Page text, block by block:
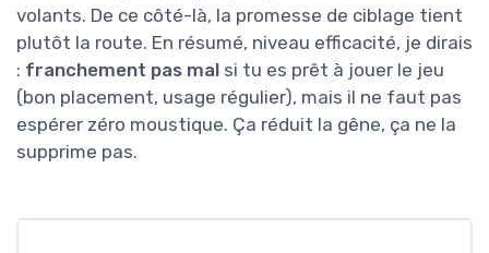
volants. De ce côté-là, la promesse de ciblage tient
plutôt la route. En résumé, niveau efficacité, je dirais
: franchement pas mal si tu es prêt à jouer le jeu
(bon placement, usage régulier), mais il ne faut pas
espérer zéro moustique. Ça réduit la gêne, ça ne la
supprime pas.